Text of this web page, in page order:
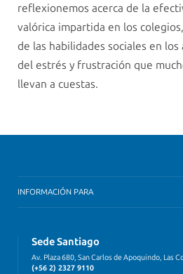
reflexionemos acerca de la
valórica impartida en los
de las habilidades sociales en
del estrés y frustración que
llevan a cuestas.
INFORMACIÓN PARA
Sede Santiago
Av. Plaza 680, San Carlos de Apoquindo, Las
(+56 2) 2327 9110